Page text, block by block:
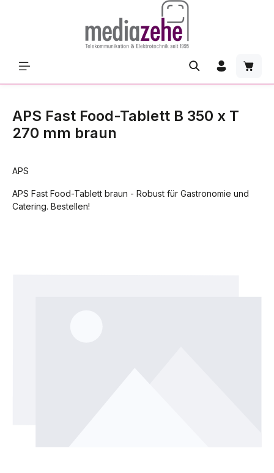
APS Fast Food-Tablett B 350 x T
270 mm braun
APS
APS Fast Food-Tablett braun - Robust für Gastronomie und
Catering. Bestellen!